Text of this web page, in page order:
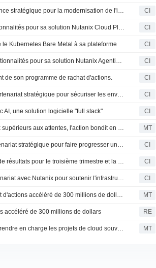
Nerdio et Nutanix scellent une alliance stratégique pour la modernisation de l'informatique utilisateur CI
Nutanix dévoile de nouvelles fonctionnalités pour sa solution Nutanix Cloud Platform CI
Kubernetes Bare Metal à sa plateforme CI
Nutanix annonce de nouvelles fonctionnalités pour sa solution Nutanix Agentic AI CI
de son programme de rachat d'actions. CI
RapidFort et Nutanix scellent un partenariat stratégique pour sécuriser les environnements Kubernetes dédiés à l'IA d'entreprise CI
AI, une solution logicielle "full stack" CI
Les résultats trimestriels de Nutanix supérieurs aux attentes, l'action bondit en séance après-Bourse MT
AMD et Nutanix annoncent un partenariat stratégique pour faire progresser une plateforme ouverte et évolutive dédiée à l’IA d’entreprise CI
Nutanix, Inc. publie ses prévisions de résultats pour le troisième trimestre et la fin de l'exercice fiscal 2026 CI
Ark Data Centers annonce un partenariat avec Nutanix pour soutenir l'infrastructure cloud de nouvelle génération CI
Nutanix conclut un accord de rachat d'actions accéléré de 300 millions de dollars MT
accéléré de 300 millions de dollars RE
Nutanix étend sa plateforme pour prendre en charge les projets de cloud souverain MT